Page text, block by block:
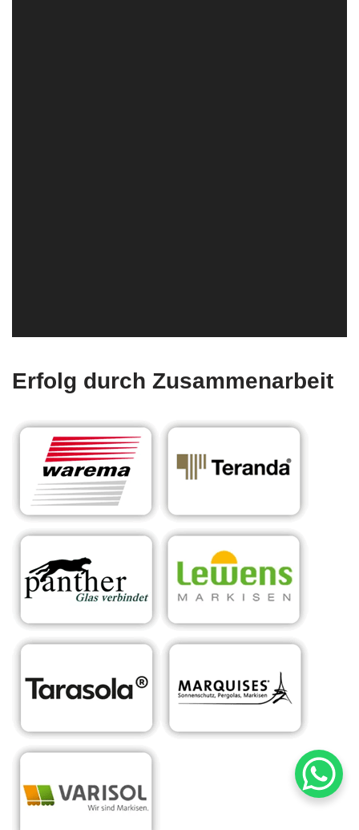
Erfolg durch Zusammenarbeit